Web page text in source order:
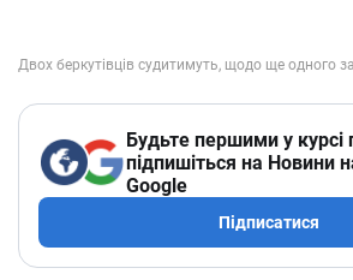
Будьте першими у курсі
підпишіться на Новини
Google
Підписатися